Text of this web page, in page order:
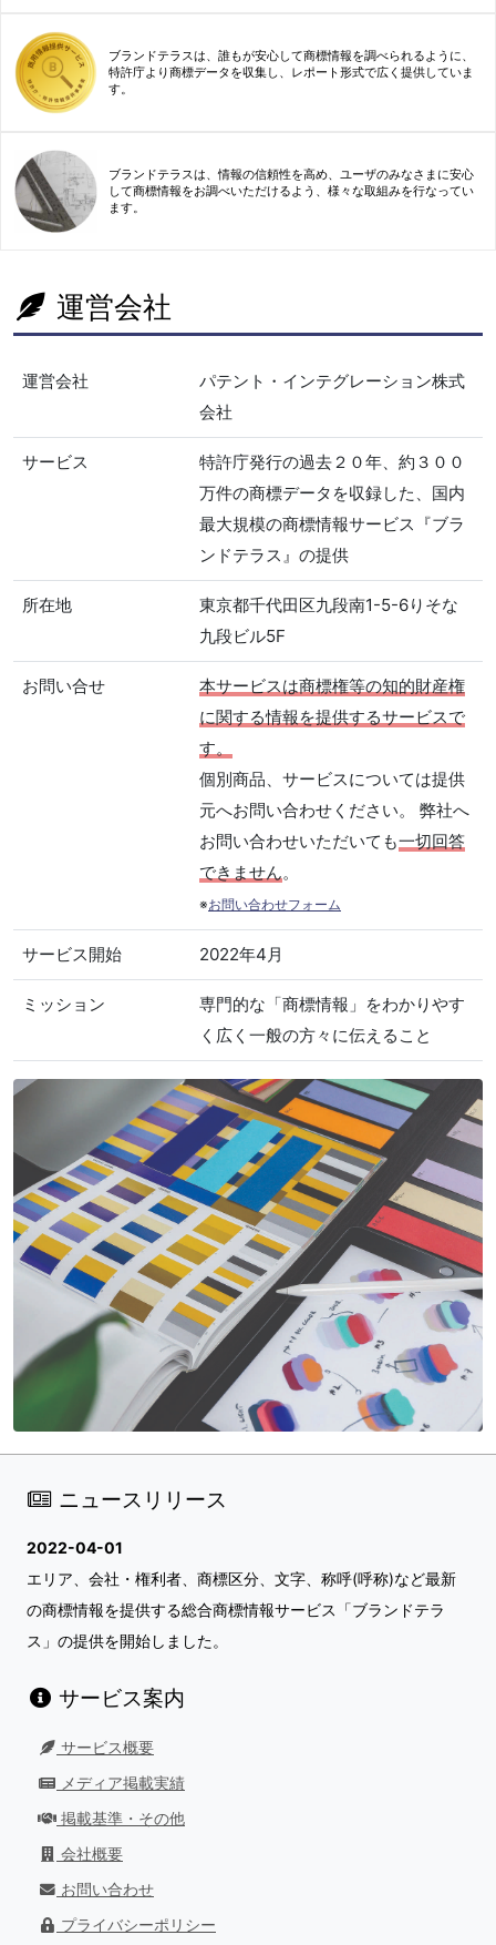
ブランドテラスは、誰もが安心して商標情報を調べられるように、
特許庁より商標データを収集し、レポート形式で広く提供していま
す。
ブランドテラスは、情報の信頼性を高め、ユーザのみなさまに安心
して商標情報をお調べいただけるよう、様々な取組みを行なってい
ます。
運営会社
運営会社
パテント・インテグレーション株式
会社
サービス
特許庁発行の過去２０年、約３００
万件の商標データを収録した、国内
最大規模の商標情報サービス『ブラ
ンドテラス』の提供
所在地
東京都千代田区九段南1-5-6りそな
九段ビル5F
お問い合せ
本サービスは商標権等の知的財産権
に関する情報を提供するサービスで
す。
個別商品、サービスについては提供
元へお問い合わせください。 弊社へ
お問い合わせいただいても一切回答
できません。
※お問い合わせフォーム
サービス開始 2022年4月
ミッション
専門的な「商標情報」をわかりやす
く広く一般の方々に伝えること
ニュースリリース
2022-04-01
エリア、会社・権利者、商標区分、文字、称呼(呼称)など最新
の商標情報を提供する総合商標情報サービス「ブランドテラ
ス」の提供を開始しました。
サービス案内
サービス概要
メディア掲載実績
掲載基準・その他
会社概要
お問い合わせ
プライバシーポリシー